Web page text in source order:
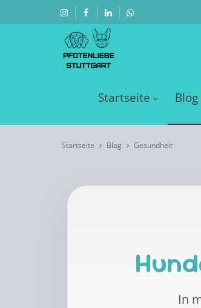
Startseite Blog
Startseite Blog Gesundheit
In